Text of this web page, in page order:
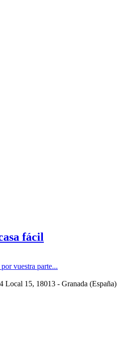
fácil
vuestra parte...
Local 15, 18013 - Granada (España)